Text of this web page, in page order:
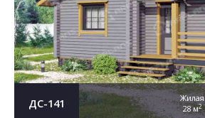
ДС-141
Жилая
28 м2